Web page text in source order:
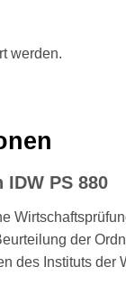
werden.
PS 880
der
des Instituts der